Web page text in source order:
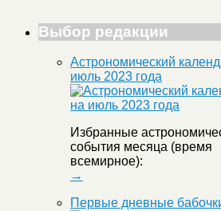
Выбор редакции
Астрономический
июль 2023 года
Избранные
события месяца (время
→
Первые дневные